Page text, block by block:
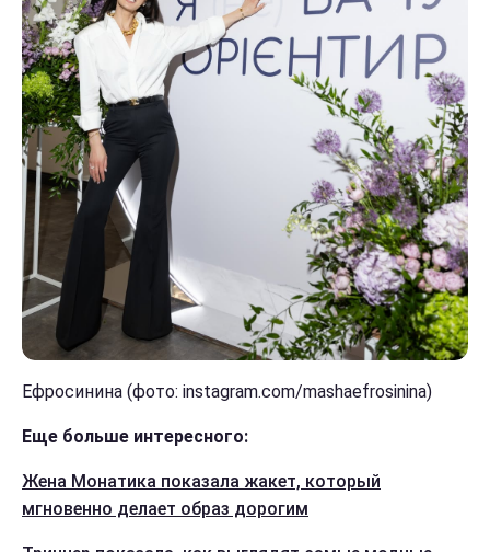
Ефросинина (фото: instagram.com/mashaefrosinina)
Еще больше интересного:
Жена Монатика показала жакет, который
мгновенно делает образ дорогим